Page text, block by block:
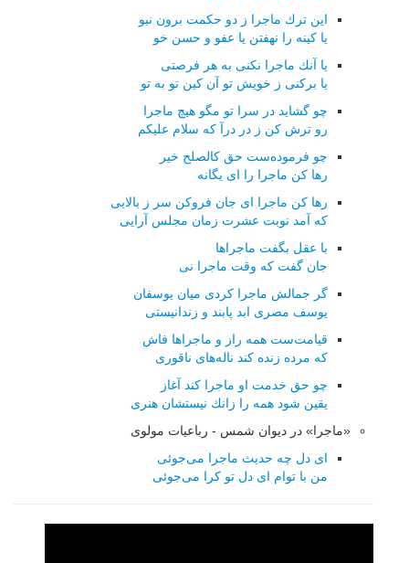
این ترك ماجرا ز دو حكمت برون نبو
یا كینه را نهفتن یا عفو و حسن خو
یا آنك ماجرا نكنی به هر فرصتی
یا بركنی ز خویش تو آن كین تو به تو
چو گشاید در سرا تو مگو هیچ ماجرا
رو ترش كن ز در درآ كه سلام علیكم
چو فرموده‌ست حق كالصلح خیر
رها كن ماجرا را ای یگانه
رها كن ماجرا ای جان فروكن سر ز بالایی
كه آمد نوبت عشرت زمان مجلس آرایی
با عقل بگفت ماجراها
جان گفت كه وقت ماجرا نی
گر جمالش ماجرا كردی میان یوسفان
یوسف مصری ابد پابند و زندانیستی
قیامت‌ست همه راز و ماجراها فاش
كه مرده زنده كند ناله‌های ناقوری
چو حق خدمت او ماجرا كند آغاز
یقین شود همه را زانك نیستشان هنری
«ماجرا» در دیوان شمس - رباعیات مولوی
ای دل چه حدیث ماجرا می‌جوئی
من با توام ای دل تو کرا می‌جوئی